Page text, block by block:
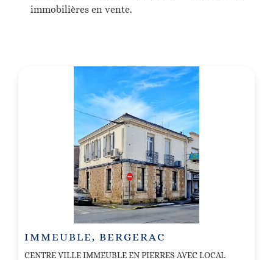
immobilières en vente.
IMMEUBLE, BERGERAC
CENTRE VILLE IMMEUBLE EN PIERRES AVEC LOCAL